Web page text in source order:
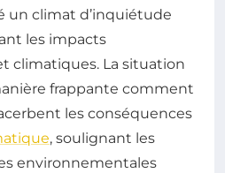
un climat d’inquiétude
les impacts
climatiques. La situation
frappante comment
les conséquences
, soulignant les
environnementales